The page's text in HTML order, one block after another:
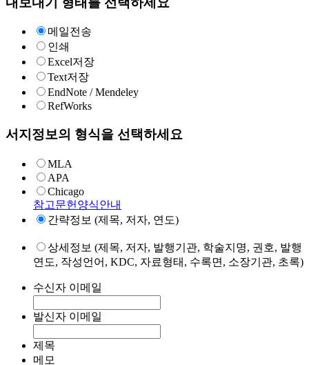
메일전송
인쇄
Excel저장
Text저장
EndNote / Mendeley
RefWorks
서지정보의 형식을 선택하세요
MLA
APA
Chicago
참고문헌양식안내
간략정보 (제목, 저자, 연도)
상세정보 (제목, 저자, 발행기관, 학술지명, 권호, 발행
연도, 작성언어, KDC, 자료형태, 수록면, 소장기관, 초록)
수신자 이메일
발신자 이메일
제목
메모